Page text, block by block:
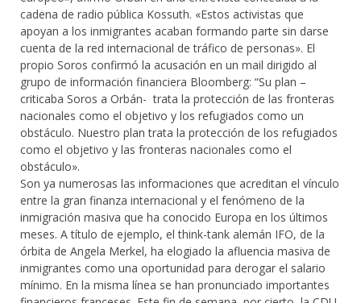
cadena de radio pública Kossuth. «Estos activistas que
apoyan a los inmigrantes acaban formando parte sin darse
cuenta de la red internacional de tráfico de personas». El
propio Soros confirmó la acusación en un mail dirigido al
grupo de información financiera Bloomberg: “Su plan –
criticaba Soros a Orbán- trata la protección de las fronteras
nacionales como el objetivo y los refugiados como un
obstáculo. Nuestro plan trata la protección de los refugiados
como el objetivo y las fronteras nacionales como el
obstáculo».
Son ya numerosas las informaciones que acreditan el vínculo
entre la gran finanza internacional y el fenómeno de la
inmigración masiva que ha conocido Europa en los últimos
meses. A título de ejemplo, el think-tank alemán IFO, de la
órbita de Angela Merkel, ha elogiado la afluencia masiva de
inmigrantes como una oportunidad para derogar el salario
mínimo. En la misma línea se han pronunciado importantes